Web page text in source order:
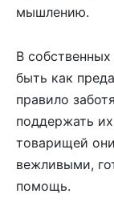
мышлению.
В
быть как
правило
поддержать
товарищей
вежливыми,
помощь.